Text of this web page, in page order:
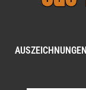
AUSZEICHNUNGEN